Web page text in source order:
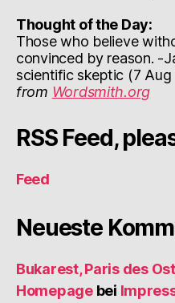
Thought of the Day:
Those who believe
convinced by reason. -
scientific skeptic (7
from Wordsmith.org
RSS Feed,
Feed
Neueste
Bukarest, Paris des
Homepagebei